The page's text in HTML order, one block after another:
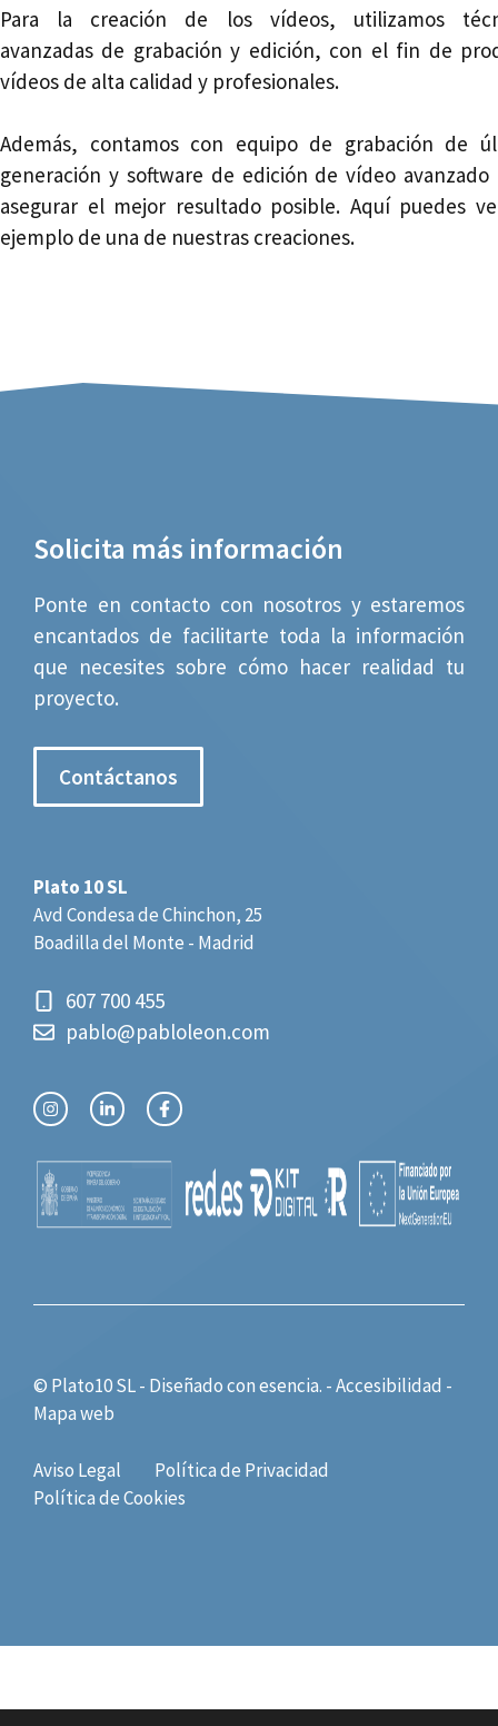
Para la creación de los vídeos, utilizamos
avanzadas de grabación y edición, con el fin de
vídeos de alta calidad y profesionales.
Además, contamos con equipo de grabación de
generación y software de edición de vídeo avanzado
asegurar el mejor resultado posible. Aquí puedes
ejemplo de una de nuestras creaciones.
Solicita más información
Ponte en contacto con nosotros y estaremos
encantados de facilitarte toda la información
que necesites sobre cómo hacer realidad tu
proyecto.
Contáctanos
Plato 10 SL
Avd Condesa de Chinchon, 25
Boadilla del Monte - Madrid
607 700 455
pablo@pabloleon.com
© Plato10 SL - Diseñado conesencia. -Accesibilidad -
Mapa web
Aviso Legal
Política de Privacidad
Política de Cookies